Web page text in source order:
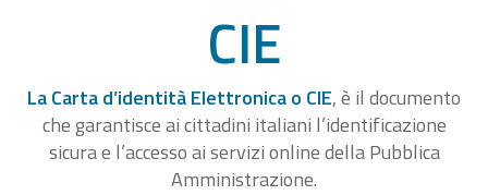
CIE
La Carta d’identità Elettronica o CIE, è il documento
che garantisce ai cittadini italiani l’identificazione
sicura e l’accesso ai servizi online della Pubblica
Amministrazione.